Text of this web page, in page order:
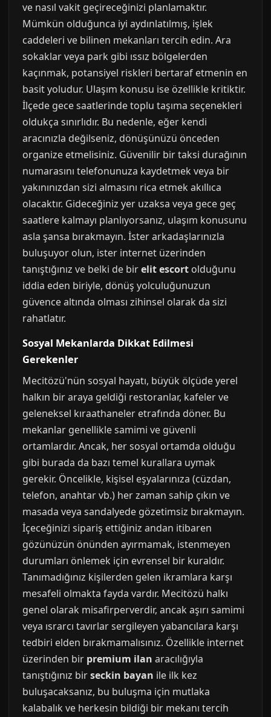
ve nasıl vakit geçireceğinizi planlamaktır.
Mümkün olduğunca iyi aydınlatılmış, işlek
caddeleri ve bilinen mekanları tercih edin. Ara
sokaklar veya park gibi ıssız bölgelerden
kaçınmak, potansiyel riskleri bertaraf etmenin en
basit yoludur. Ulaşım konusu ise özellikle kritiktir.
İlçede gece saatlerinde toplu taşıma seçenekleri
oldukça sınırlıdır. Bu nedenle, eğer kendi
aracınızla değilseniz, dönüşünüzü önceden
organize etmelisiniz. Güvenilir bir taksi durağının
numarasını telefonunuza kaydetmek veya bir
yakınınızdan sizi almasını rica etmek akıllıca
olacaktır. Gideceğiniz yer uzaksa veya gece geç
saatlere kalmayı planlıyorsanız, ulaşım konusunu
asla şansa bırakmayın. İster arkadaşlarınızla
buluşuyor olun, ister internet üzerinden
tanıştığınız ve belki de birelit escort olduğunu
iddia eden biriyle, dönüş yolculuğunuzun
güvence altında olması zihinsel olarak da sizi
rahatlatır.
Sosyal Mekanlarda Dikkat Edilmesi
Gerekenler
Mecitözü'nün sosyal hayatı, büyük ölçüde yerel
halkın bir araya geldiği restoranlar, kafeler ve
geleneksel kıraathaneler etrafında döner. Bu
mekanlar genellikle samimi ve güvenli
ortamlardır. Ancak, her sosyal ortamda olduğu
gibi burada da bazı temel kurallara uymak
gerekir. Öncelikle, kişisel eşyalarınıza (cüzdan,
telefon, anahtar vb.) her zaman sahip çıkın ve
masada veya sandalyede gözetimsiz bırakmayın.
İçeceğinizi sipariş ettiğiniz andan itibaren
gözünüzün önünden ayırmamak, istenmeyen
durumları önlemek için evrensel bir kuraldır.
Tanımadığınız kişilerden gelen ikramlara karşı
mesafeli olmakta fayda vardır. Mecitözü halkı
genel olarak misafirperverdir, ancak aşırı samimi
veya ısrarcı tavırlar sergileyen yabancılara karşı
tedbiri elden bırakmamalısınız. Özellikle internet
üzerinden bir premium ilan aracılığıyla
tanıştığınız birseckin bayan ile ilk kez
buluşacaksanız, bu buluşma için mutlaka
kalabalık ve herkesin bildiği bir mekanı tercih